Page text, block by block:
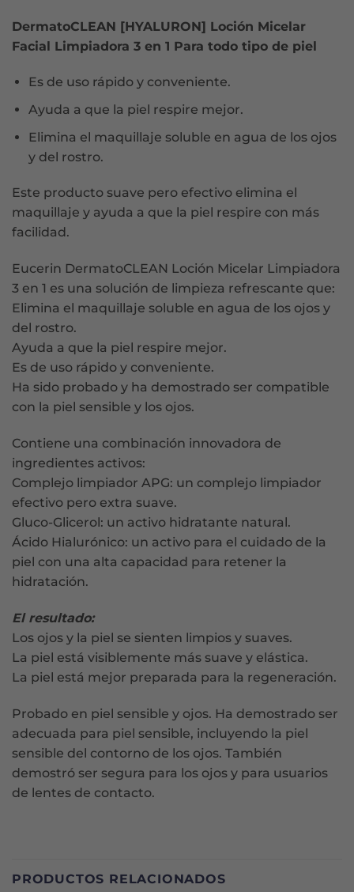
DermatoCLEAN [HYALURON] Loción Micelar
Facial Limpiadora 3 en 1 Para todo tipo de piel
Es de uso rápido y conveniente.
Ayuda a que la piel respire mejor.
Elimina el maquillaje soluble en agua de los ojos
y del rostro.
Este producto suave pero efectivo elimina el
maquillaje y ayuda a que la piel respire con más
facilidad.
Eucerin DermatoCLEAN Loción Micelar Limpiadora
3 en 1 es una solución de limpieza refrescante que:
Elimina el maquillaje soluble en agua de los ojos y
del rostro.
Ayuda a que la piel respire mejor.
Es de uso rápido y conveniente.
Ha sido probado y ha demostrado ser compatible
con la piel sensible y los ojos.
Contiene una combinación innovadora de
ingredientes activos:
Complejo limpiador APG: un complejo limpiador
efectivo pero extra suave.
Gluco-Glicerol: un activo hidratante natural.
Ácido Hialurónico: un activo para el cuidado de la
piel con una alta capacidad para retener la
hidratación.
El resultado:
Los ojos y la piel se sienten limpios y suaves.
La piel está visiblemente más suave y elástica.
La piel está mejor preparada para la regeneración.
Probado en piel sensible y ojos. Ha demostrado ser
adecuada para piel sensible, incluyendo la piel
sensible del contorno de los ojos. También
demostró ser segura para los ojos y para usuarios
de lentes de contacto.
PRODUCTOS RELACIONADOS